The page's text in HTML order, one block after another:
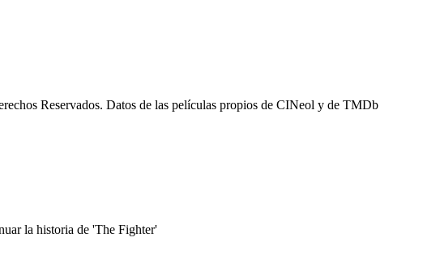
Reservados. Datos de las películas propios de CINeol y de TMDb
la historia de 'The Fighter'